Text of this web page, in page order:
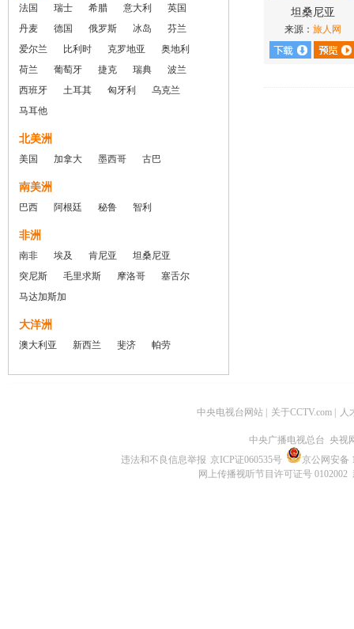
法国 瑞士 希腊 意大利
英国
丹麦
德国 俄罗斯 冰岛
芬兰
爱尔兰
比利时 克罗地亚
奥地利
荷兰
葡萄牙 捷克 瑞典
波兰
西班牙
土耳其 匈牙利
乌克兰
马耳他
北美洲
美国 加拿大 墨西哥 古巴
南美洲
巴西 阿根廷 秘鲁 智利
非洲
南非 埃及 肯尼亚
坦桑尼亚
突尼斯
毛里求斯 摩洛哥
塞舌尔
马达加斯加
大洋洲
澳大利亚 新西兰 斐济 帕劳
坦桑尼亚
来源： 旅人网
中央电视台网站 关于CCTV.com 人
中央广播电视总台 央视
违法和不良信息举报 京ICP证060535号
京公网安备
网上传播视听节目许可证号 0102002